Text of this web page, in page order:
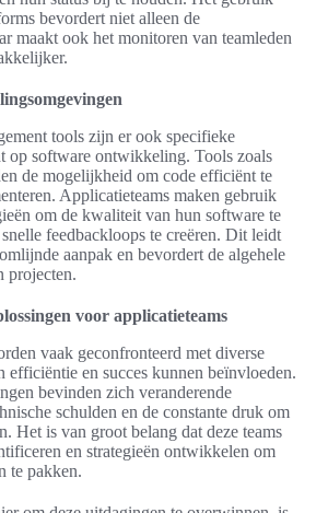
bevordert niet alleen de
maakt ook het monitoren van teamleden
tools zijn er ook specifieke
op software ontwikkeling. Tools zoals
de mogelijkheid om code efficiënt te
Applicatieteams maken gebruik
om de kwaliteit van hun software te
feedbackloops te creëren. Dit leidt
aanpak en bevordert de algehele
projecten.
voor applicatieteams
vaak geconfronteerd met diverse
efficiëntie en succes kunnen beïnvloeden.
bevinden zich veranderende
schulden en de constante druk om
Het is van groot belang dat deze teams
en strategieën ontwikkelen om
te pakken.